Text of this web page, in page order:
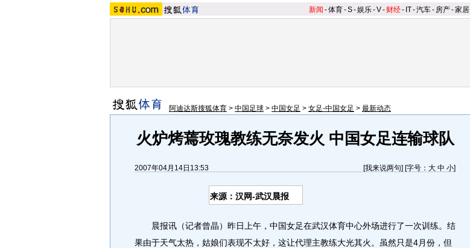
新闻 -体育-S-娱乐-V- 财经- IT-汽车- 房产-家居
阿迪达斯搜狐体育 > 中国足球 > 中国女足 > 女足-中国女足 > 最新动态
火炉烤蔫玫瑰教练无奈发火 中国女足连输球队
2007年04月14日13:53 [我来说两句] [字号： 大 中 小]
来源：汉网-武汉晨报
晨报讯（记者曾晶）昨日上午，中国女足在武汉体育中心外场进行了一次训练。结
果由于天气太热，姑娘们表现不太好，这让代理主教练大光其火。虽然只是4月份，但